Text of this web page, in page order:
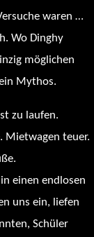
waren …
Wo Dinghy
möglichen
Mythos.
zu laufen.
Mietwagen teuer.
einen endlosen
uns ein, liefen
Schüler